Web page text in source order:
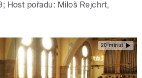
Host pořadu: Miloš Rejchrt,
20 minut